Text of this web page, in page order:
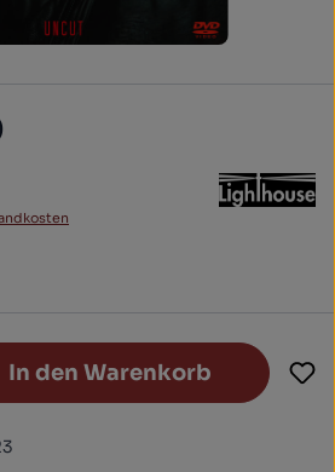
In den Warenkorb